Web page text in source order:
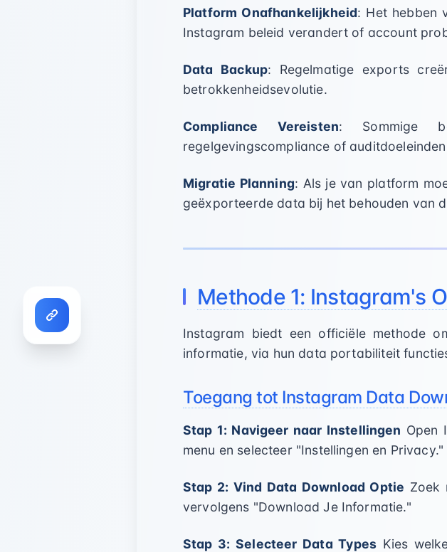
Platform Onafhankelijkheid: Het hebben
Instagram beleid verandert of account
Data Backup: Regelmatige exports
betrokkenheidsevolutie.
Compliance Vereisten: Sommige
regelgevingscompliance of
Migratie Planning: Als je van platform
geëxporteerde data bij het behouden van
Methode 1: Instagram's
Instagram biedt een officiële methode
informatie, via hun data portabiliteit
Toegang tot Instagram Data
Stap 1: Navigeer naar Instellingen Open
menu en selecteer "Instellingen en Privacy."
Stap 2: Vind Data Download Optie Zoek
vervolgens "Download Je Informatie."
Stap 3: Selecteer Data Types Kies